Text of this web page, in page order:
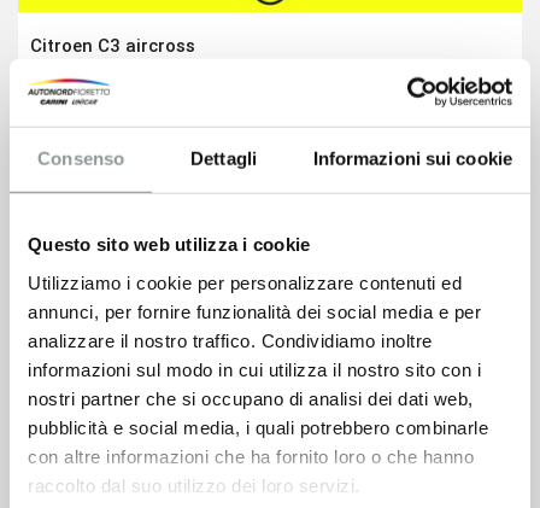
Consenso Dettagli Informazioni sui cookie
Questo sito web utilizza i cookie
Utilizziamo i cookie per personalizzare contenuti ed
annunci, per fornire funzionalità dei social media e per
analizzare il nostro traffico. Condividiamo inoltre
informazioni sul modo in cui utilizza il nostro sito con i
nostri partner che si occupano di analisi dei dati web,
pubblicità e social media, i quali potrebbero combinarle
con altre informazioni che ha fornito loro o che hanno
raccolto dal suo utilizzo dei loro servizi.
Citroen C3 aircross
10.900 €
VEDI SCHEDA